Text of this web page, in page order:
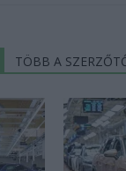
TÖBB A